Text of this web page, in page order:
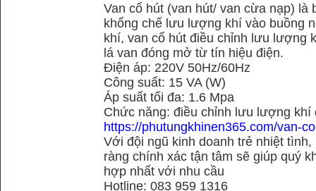
Van cổ hút (van hút/ van cừa nạp) là
khống chế lưu lượng khí vào buồng
khí, van cổ hút điều chỉnh lưu lượng
lá van đóng mở từ tín hiệu điện.
Điện áp: 220V 50Hz/60Hz
Công suất: 15 VA (W)
Áp suất tối đa: 1.6 Mpa
Chức năng: điều chỉnh lưu lượng khí
https://phutungkhinen365.com/van-
Với đội ngũ kinh doanh trẻ nhiệt
ràng chính xác tận tâm sẽ giúp quý
hợp nhất với nhu cầu
Hotline: 083 959 1316